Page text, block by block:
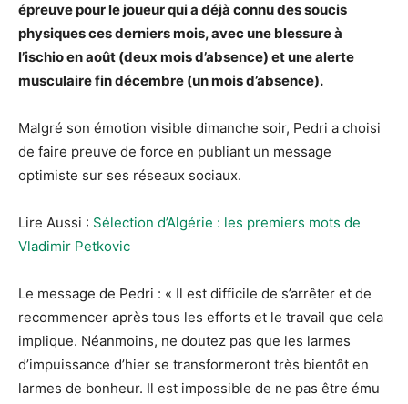
épreuve pour le joueur qui a déjà connu des soucis
physiques ces derniers mois, avec une blessure à
l’ischio en août (deux mois d’absence) et une alerte
musculaire fin décembre (un mois d’absence).
Malgré son émotion visible dimanche soir, Pedri a choisi
de faire preuve de force en publiant un message
optimiste sur ses réseaux sociaux.
Lire Aussi : Sélection d’Algérie : les premiers mots de
Vladimir Petkovic
Le message de Pedri : « Il est difficile de s’arrêter et de
recommencer après tous les efforts et le travail que cela
implique. Néanmoins, ne doutez pas que les larmes
d’impuissance d’hier se transformeront très bientôt en
larmes de bonheur. Il est impossible de ne pas être ému